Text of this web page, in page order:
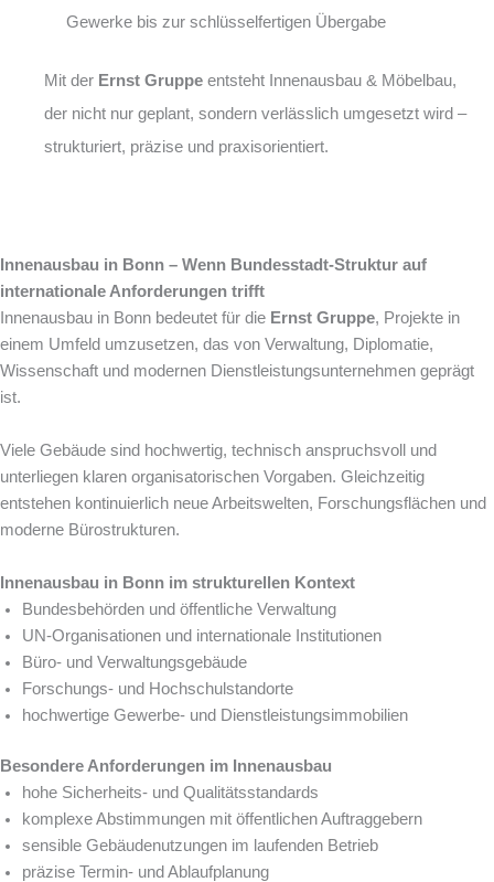
Gewerke bis zur schlüsselfertigen Übergabe
Mit der Ernst Gruppe entsteht Innenausbau & Möbelbau,
der nicht nur geplant, sondern verlässlich umgesetzt wird –
strukturiert, präzise und praxisorientiert.
Innenausbau in Bonn – Wenn Bundesstadt-Struktur auf
internationale Anforderungen trifft
Innenausbau in Bonn bedeutet für die Ernst Gruppe, Projekte in
einem Umfeld umzusetzen, das von Verwaltung, Diplomatie,
Wissenschaft und modernen Dienstleistungsunternehmen geprägt
ist.
Viele Gebäude sind hochwertig, technisch anspruchsvoll und
unterliegen klaren organisatorischen Vorgaben. Gleichzeitig
entstehen kontinuierlich neue Arbeitswelten, Forschungsflächen und
moderne Bürostrukturen.
Innenausbau in Bonn im strukturellen Kontext
Bundesbehörden und öffentliche Verwaltung
UN-Organisationen und internationale Institutionen
Büro- und Verwaltungsgebäude
Forschungs- und Hochschulstandorte
hochwertige Gewerbe- und Dienstleistungsimmobilien
Besondere Anforderungen im Innenausbau
hohe Sicherheits- und Qualitätsstandards
komplexe Abstimmungen mit öffentlichen Auftraggebern
sensible Gebäudenutzungen im laufenden Betrieb
präzise Termin- und Ablaufplanung